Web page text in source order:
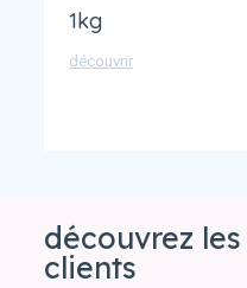
1kg
découvrir
découvrez
clients